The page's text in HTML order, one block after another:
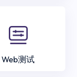
Web测试